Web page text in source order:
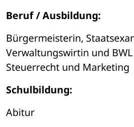
Beruf / Ausbildung:
Bürgermeisterin,
Verwaltungswirtin und
Steuerrecht und Marketing
Schulbildung:
Abitur